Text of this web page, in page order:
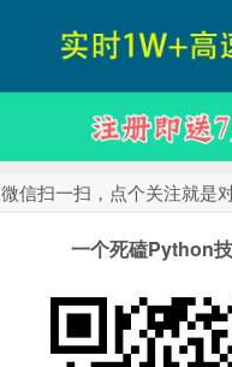
微信扫一扫，点个关注就是
一个死磕Python